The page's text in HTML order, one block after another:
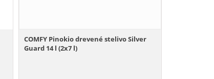
COMFY Pinokio drevené stelivo Silver
Guard 14 l (2x7 l)